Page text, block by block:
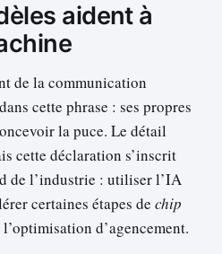
aident à
de la communication
cette phrase : ses propres
la puce. Le détail
cette déclaration s’inscrit
de l’industrie : utiliser l’IA
certaines étapes de chip
d’agencement.